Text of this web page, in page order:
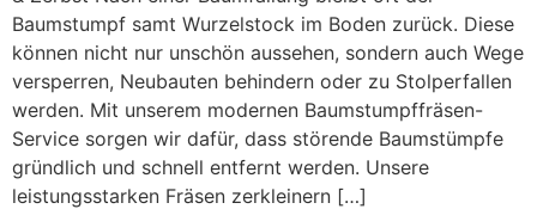
Baumstumpf samt Wurzelstock im Boden zurück. Diese
können nicht nur unschön aussehen, sondern auch Wege
versperren, Neubauten behindern oder zu Stolperfallen
werden. Mit unserem modernen Baumstumpffräsen-
Service sorgen wir dafür, dass störende Baumstümpfe
gründlich und schnell entfernt werden. Unsere
leistungsstarken Fräsen zerkleinern […]